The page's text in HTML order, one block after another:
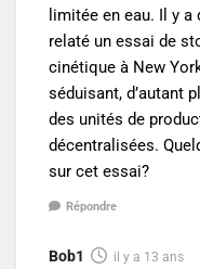
limitée en eau. Il y
relaté un essai de
cinétique à New
séduisant, d’autant
des unités de
décentralisées.
sur cet essai?
Répondre
Bob1 il y a 13 ans